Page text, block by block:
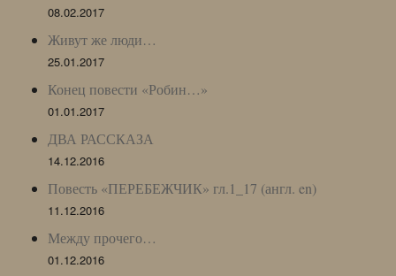
08.02.2017
Живут же люди…
25.01.2017
Конец повести «Робин…»
01.01.2017
ДВА РАССКАЗА
14.12.2016
Повесть «ПЕРЕБЕЖЧИК» гл.1_17 (англ. en)
11.12.2016
Между прочего…
01.12.2016